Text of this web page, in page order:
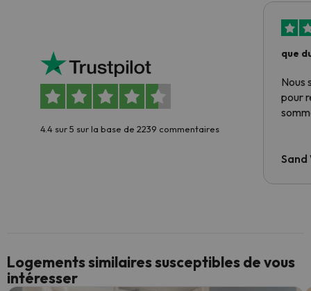
4.4 sur 5 sur la base de 2239 commentaires
que
Nous
pour
Sand
Logements similaires susceptibles de vous
intéresser